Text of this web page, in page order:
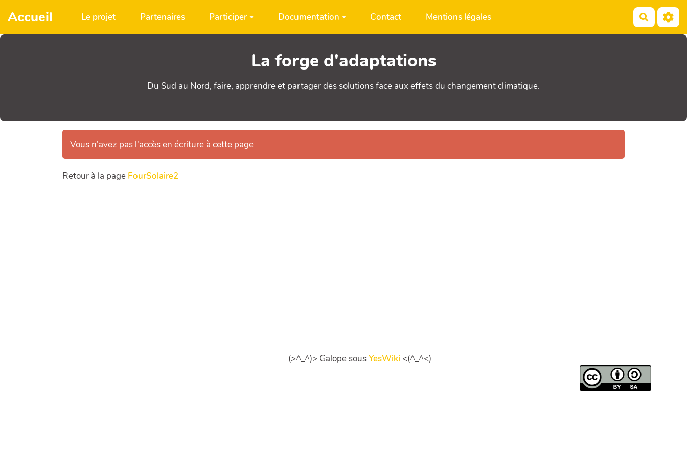
Aller au contenu principal
Accueil Le projet Partenaires Participer Documentation Contact Mentions légales
La forge d'adaptations
Du Sud au Nord, faire, apprendre et partager des solutions face aux effets du changement climatique.
Vous n'avez pas l'accès en écriture à cette page
Retour à la page FourSolaire2
(>^_^)> Galope sousYesWiki <(^_^<)